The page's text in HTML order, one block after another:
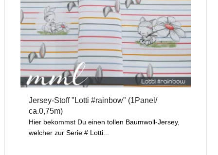
Jersey-Stoff "Lotti #rainbow" (1Panel/
ca.0,75m)
Hier bekommst Du einen tollen Baumwoll-Jersey,
welcher zur Serie # Lotti...